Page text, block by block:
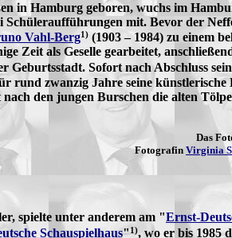
in Hamburg geboren, wuchs im
mit. Bevor der
Vahl-Berg1) (1903 – 1984) zu einem
Zeit als Geselle gearbeitet,
Geburtsstadt. Sofort nach Abschluss
rund zwanzig Jahre seine künstlerische
den jungen Burschen die alten
Das
Fotografin Virginia
spielte unter anderem am "Ernst-
Schauspielhaus"1), wo er bis 1985